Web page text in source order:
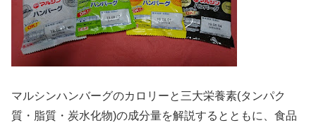
マルシンハンバーグのカロリーと三大栄養素(タンパク
質・脂質・炭水化物)の成分量を解説するとともに、食品